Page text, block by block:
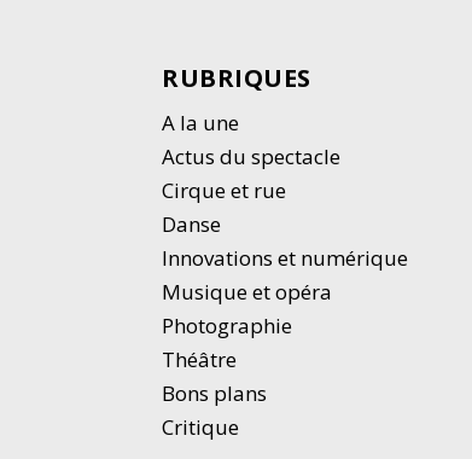
RUBRIQUES
A la une
Actus du spectacle
Cirque et rue
Danse
Innovations et numérique
Musique et opéra
Photographie
Théâtre
Bons plans
Critique